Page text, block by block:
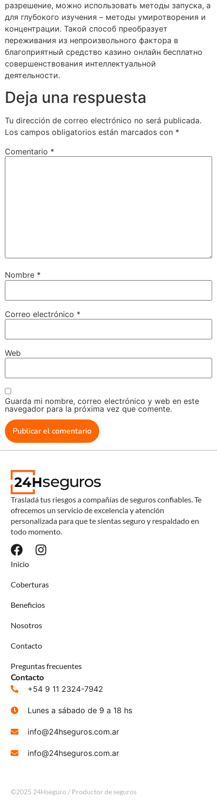
разрешение, можно использовать методы запуска, а
для глубокого изучения – методы умиротворения и
концентрации. Такой способ преобразует
переживания из непроизвольного фактора в
благоприятный средство казино онлайн бесплатно
совершенствования интеллектуальной
деятельности.
Deja una respuesta
Tu dirección de correo electrónico no será publicada.
Los campos obligatorios están marcados con *
Comentario *
Nombre *
Correo electrónico *
Web
Guarda mi nombre, correo electrónico y web en este
navegador para la próxima vez que comente.
Trasladá tus riesgos a compañías de seguros confiables. Te
ofrecemos un servicio de excelencia y atención
personalizada para que te sientas seguro y respaldado en
todo momento.
Inicio
Coberturas
Beneficios
Nosotros
Contacto
Preguntas frecuentes
Contacto
+54 9 11 2324-7942
Lunes a sábado de 9 a 18 hs
info@24hseguros.com.ar
info@24hseguros.com.ar
©2025 24Hseguro / Productor de seguros